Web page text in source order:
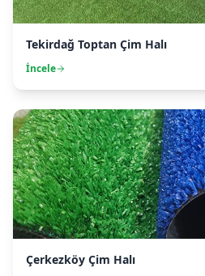
Tekirdağ Toptan Çim Halı
İncele
Çerkezköy Çim Halı